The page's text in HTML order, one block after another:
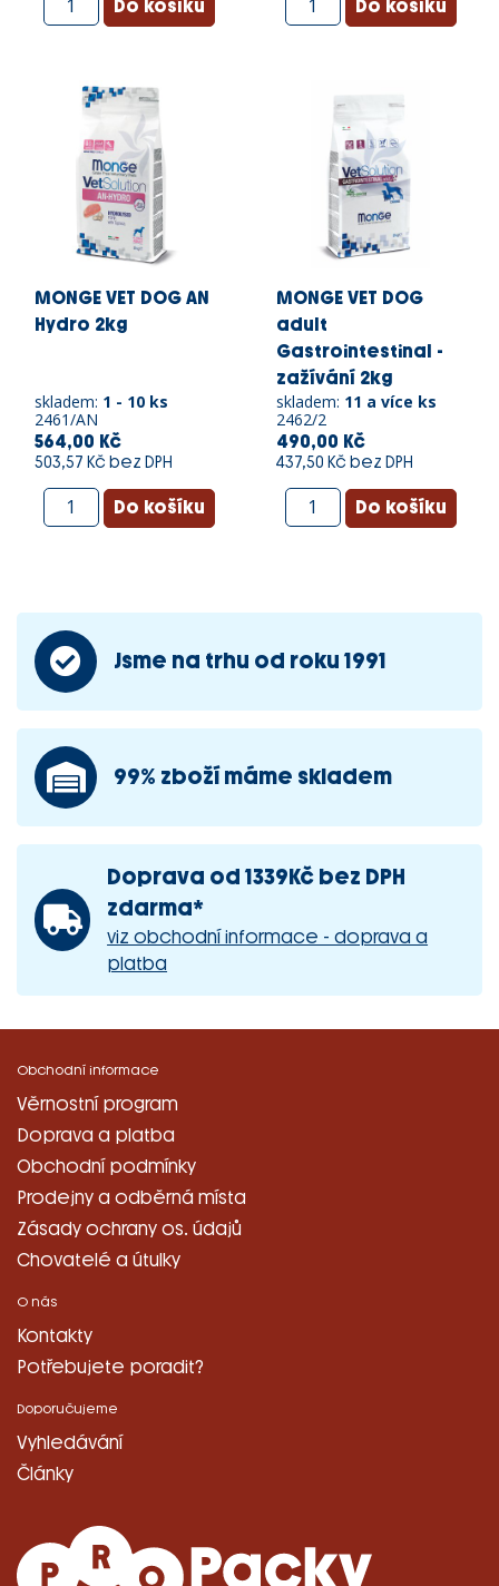
MONGE VET DOG AN
Hydro 2kg
skladem: 1 - 10 ks
2461/AN
564,00 Kč
503,57 Kč bez DPH
MONGE VET DOG
adult
Gastrointestinal -
zažívání 2kg
skladem: 11 a více ks
2462/2
490,00 Kč
437,50 Kč bez DPH
Jsme na trhu od roku 1991
99% zboží máme skladem
Doprava od 1339Kč bez DPH
zdarma*
viz obchodní informace - doprava a
platba
Obchodní informace
Věrnostní program
Doprava a platba
Obchodní podmínky
Prodejny a odběrná místa
Zásady ochrany os. údajů
Chovatelé a útulky
O nás
Kontakty
Potřebujete poradit?
Doporučujeme
Vyhledávání
Články